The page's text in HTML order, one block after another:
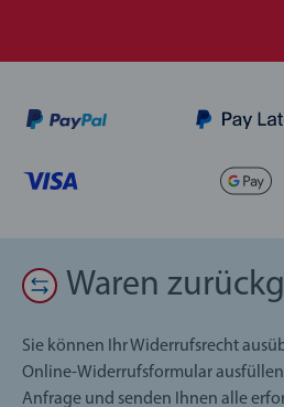
Waren
Sie können Ihr Widerrufsrecht
Online-Widerrufsformular
Anfrage und senden Ihnen alle